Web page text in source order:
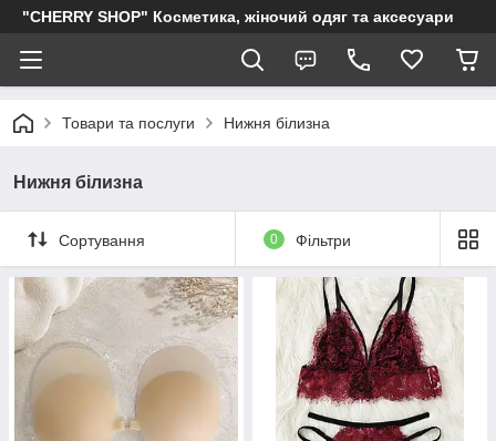
"CHERRY SHOP" Косметика, жіночий одяг та аксесуари
Товари та послуги Нижня білизна
Нижня білизна
Сортування 0 Фільтри